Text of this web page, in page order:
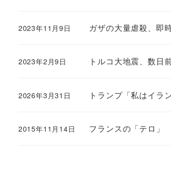
ガザの大量虐殺、即
2023年11月9日
トルコ大地震、数日
2023年2月9日
トランプ「私はイラ
2026年3月31日
フランスの「テロ」
2015年11月14日